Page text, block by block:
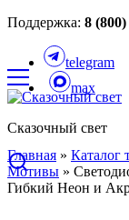
Поддержка: 8
telegram
max
Сказочный свет
Главная » Каталог
Мотивы »
Гибкий Неон и